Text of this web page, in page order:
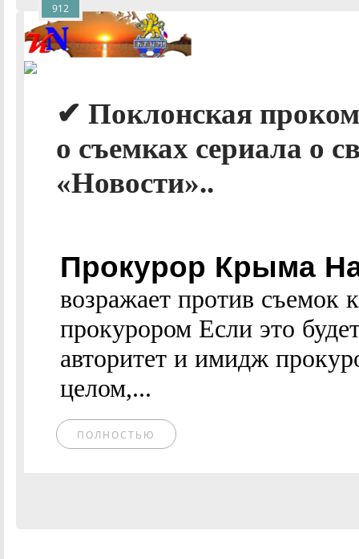
✔ Поклонская
о съемках сериала о
«Новости»..
Прокурор Крыма
возражает против съемок
прокурором Если это
авторитет и имидж
целом,...
ПОЛНОСТЬЮ
912